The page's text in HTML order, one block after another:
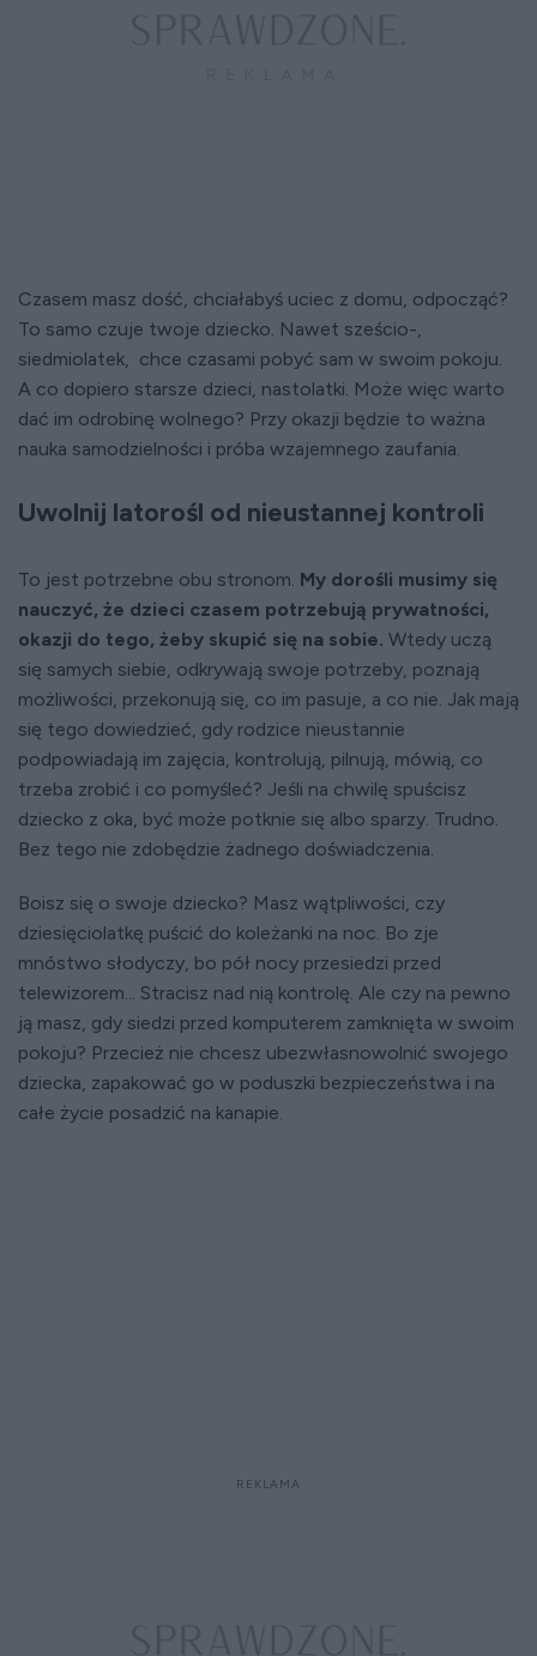
Czasem masz dość, chciałabyś uciec z domu, odpocząć?
To samo czuje twoje dziecko. Nawet sześcio-,
siedmiolatek, chce czasami pobyć sam w swoim pokoju.
A co dopiero starsze dzieci, nastolatki. Może więc warto
dać im odrobinę wolnego? Przy okazji będzie to ważna
nauka samodzielności i próba wzajemnego zaufania.
Uwolnij latorośl od nieustannej kontroli
To jest potrzebne obu stronom. My dorośli musimy się
nauczyć, że dzieci czasem potrzebują prywatności,
okazji do tego, żeby skupić się na sobie. Wtedy uczą
się samych siebie, odkrywają swoje potrzeby, poznają
możliwości, przekonują się, co im pasuje, a co nie. Jak mają
się tego dowiedzieć, gdy rodzice nieustannie
podpowiadają im zajęcia, kontrolują, pilnują, mówią, co
trzeba zrobić i co pomyśleć? Jeśli na chwilę spuścisz
dziecko z oka, być może potknie się albo sparzy. Trudno.
Bez tego nie zdobędzie żadnego doświadczenia.
Boisz się o swoje dziecko? Masz wątpliwości, czy
dziesięciolatkę puścić do koleżanki na noc. Bo zje
mnóstwo słodyczy, bo pół nocy przesiedzi przed
telewizorem... Stracisz nad nią kontrolę. Ale czy na pewno
ją masz, gdy siedzi przed komputerem zamknięta w swoim
pokoju? Przecież nie chcesz ubezwłasnowolnić swojego
dziecka, zapakować go w poduszki bezpieczeństwa i na
całe życie posadzić na kanapie.